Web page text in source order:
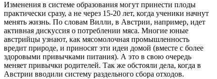
Изменения в системе образования могут принести плоды
практически сразу, а не через 15-20 лет, когда ученики начнут
менять жизнь. По словам Вилли, в Австрии, например, идет
активная дискуссия о потреблении мяса. Многие юные
австрийцы узнают, как мясомолочная промышленность
вредит природе, и приносят эти идеи домой (вместе с более
здоровыми привычками питания). А это в свою очередь
меняет привычки родителей. Так же обстояли дела, когда в
Австрии вводили систему раздельного сбора отходов.